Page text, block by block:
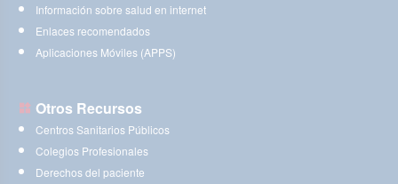
Información sobre salud en internet
Enlaces recomendados
Aplicaciones Móviles (APPS)
Otros Recursos
Centros Sanitarios Públicos
Colegios Profesionales
Derechos del paciente